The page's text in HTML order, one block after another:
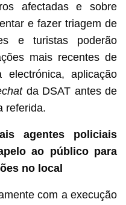
afectadas e sobre
e fazer triagem de
e turistas poderão
mais recentes de
aplicação
da DSAT antes de
referida.
agentes policiais
ao público para
no local
com a execução